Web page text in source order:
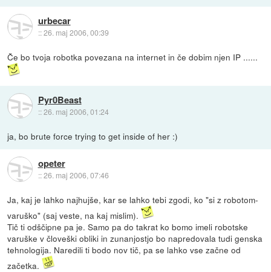
urbecar
::26. maj 2006, 00:39
Če bo tvoja robotka povezana na internet in če dobim njen IP ......
Pyr0Beast
::26. maj 2006, 01:24
ja, bo brute force trying to get inside of her :)
opeter
::26. maj 2006, 07:46
Ja, kaj je lahko najhujše, kar se lahko tebi zgodi, ko "si z robotom-
varuško" (saj veste, na kaj mislim).
Tič ti odščipne pa je. Samo pa do takrat ko bomo imeli robotske
varuške v človeški obliki in zunanjostjo bo napredovala tudi genska
tehnologija. Naredili ti bodo nov tič, pa se lahko vse začne od
začetka.